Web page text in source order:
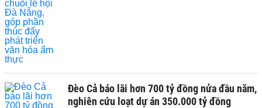
Đèo Cả báo lãi hơn 700 tỷ đồng nửa đầu năm,
nghiên cứu loạt dự án 350.000 tỷ đồng